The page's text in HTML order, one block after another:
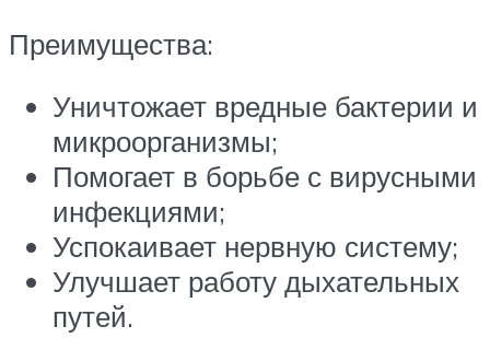
Преимущества:
Уничтожает вредные бактерии и
микроорганизмы;
Помогает в борьбе с вирусными
инфекциями;
Успокаивает нервную систему;
Улучшает работу дыхательных
путей.